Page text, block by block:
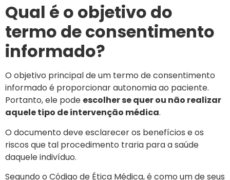
Qual é o objetivo do
termo de consentimento
informado?
O objetivo principal de um termo de consentimento
informado é proporcionar autonomia ao paciente.
Portanto, ele pode escolher se quer ou não realizar
aquele tipo de intervenção médica.
O documento deve esclarecer os benefícios e os
riscos que tal procedimento traria para a saúde
daquele indivíduo.
Segundo o Código de Ética Médica, é como um de seus